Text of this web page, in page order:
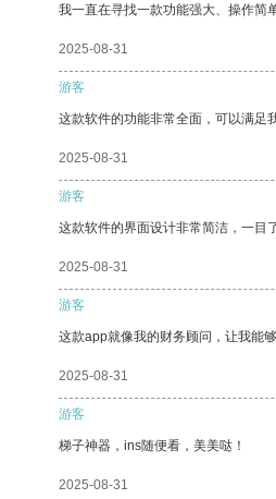
我一直在寻找一款功能强大、操作简
2025-08-31
游客
这款软件的功能非常全面，可以满足
2025-08-31
游客
这款软件的界面设计非常简洁，一目
2025-08-31
游客
这款app就像我的财务顾问，让我能够
2025-08-31
游客
梯子神器，ins随便看，美美哒！
2025-08-31